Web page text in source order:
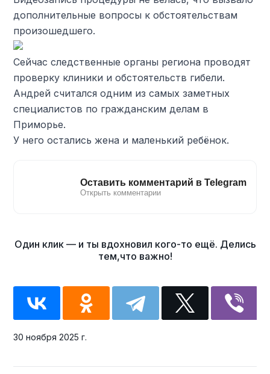
дополнительные вопросы к обстоятельствам
произошедшего.
Сейчас следственные органы региона проводят
проверку клиники и обстоятельств гибели.
Андрей считался одним из самых заметных
специалистов по гражданским делам в
Приморье.
У него остались жена и маленький ребёнок.
30 ноября 2025 г.